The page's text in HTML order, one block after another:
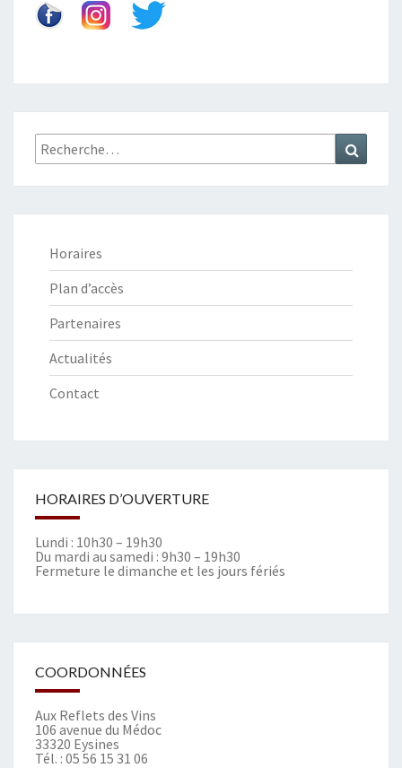
3
%
Recherche
:
Horaires
Plan d’accès
Partenaires
Actualités
Contact
HORAIRES D’OUVERTURE
Lundi : 10h30 – 19h30
Du mardi au samedi : 9h30 – 19h30
Fermeture le dimanche et les jours fériés
COORDONNÉES
Aux Reflets des Vins
106 avenue du Médoc
33320 Eysines
Tél. : 05 56 15 31 06